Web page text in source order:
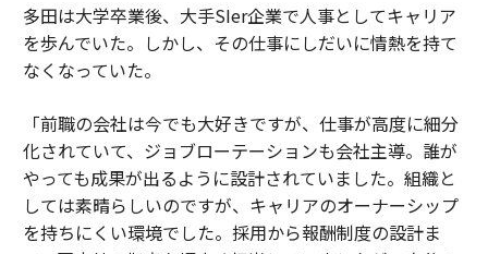
多田は大学卒業後、大手SIer企業で人事としてキャリア
を歩んでいた。しかし、その仕事にしだいに情熱を持て
なくなっていた。
「前職の会社は今でも大好きですが、仕事が高度に細分
化されていて、ジョブローテーションも会社主導。誰が
やっても成果が出るように設計されていました。組織と
しては素晴らしいのですが、キャリアのオーナーシップ
を持ちにくい環境でした。採用から報酬制度の設計ま